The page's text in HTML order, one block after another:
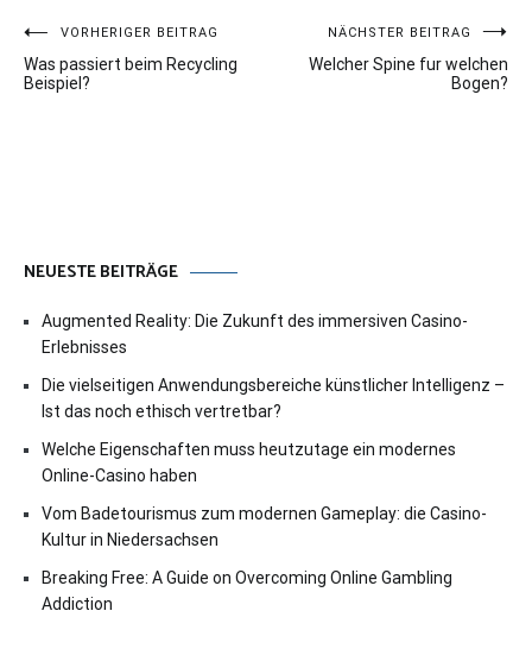
Beitragsnavigation
VORHERIGER BEITRAG
Was passiert beim Recycling
Beispiel?
NÄCHSTER BEITRAG
Welcher Spine fur welchen
Bogen?
NEUESTE BEITRÄGE
Augmented Reality: Die Zukunft des immersiven Casino-
Erlebnisses
Die vielseitigen Anwendungsbereiche künstlicher Intelligenz –
Ist das noch ethisch vertretbar?
Welche Eigenschaften muss heutzutage ein modernes
Online-Casino haben
Vom Badetourismus zum modernen Gameplay: die Casino-
Kultur in Niedersachsen
Breaking Free: A Guide on Overcoming Online Gambling
Addiction